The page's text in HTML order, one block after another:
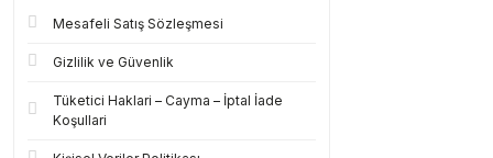
Mesafeli Satış Sözleşmesi
Gizlilik ve Güvenlik
Tüketici Haklari – Cayma – İptal İade
Koşullari